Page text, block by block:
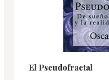
El Pseudofractal